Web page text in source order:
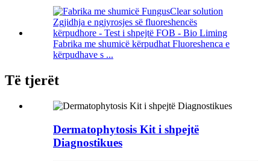
Fabrika me shumicë kërpudhat Fluoreshenca e
kërpudhave s ...
Të tjerët
Dermatophytosis Kit i shpejtë
Diagnostikues